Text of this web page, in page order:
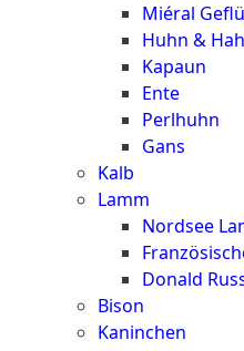
Miéral
Huhn &
Kapaun
Ente
Perlhuhn
Gans
Kalb
Lamm
Nordsee
Donald
Bison
Kaninchen